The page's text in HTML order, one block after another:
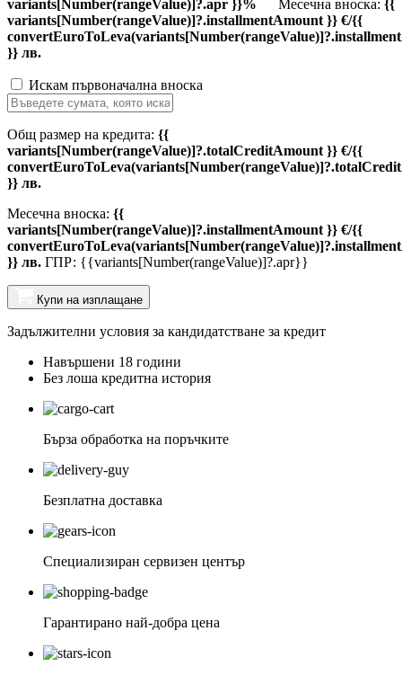
variants[Number(rangeValue)]?.apr }}% Месечна вноска: {{
variants[Number(rangeValue)]?.installmentAmount }} €/{{
}} лв.
Искам първоначална вноска
Общ размер на кредита: {{
variants[Number(rangeValue)]?.totalCreditAmount }} €/{{
}} лв.
Месечна вноска: {{
variants[Number(rangeValue)]?.installmentAmount }} €/{{
}} лв. ГПР: {{variants[Number(rangeValue)]?.apr}}
Купи на изплащане
Задължителни условия за кандидатстване за кредит
Навършени 18 години
Без лоша кредитна история
Бърза обработка на поръчките
Безплатна доставка
Специализиран сервизен център
Гарантирано най-добра цена